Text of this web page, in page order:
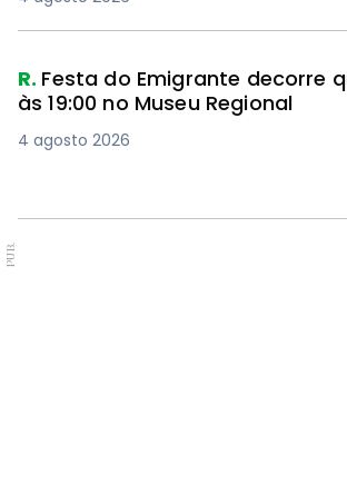
R. Festa do Emigrante decorre
às 19:00 no Museu Regional
4 agosto 2026
PUB.